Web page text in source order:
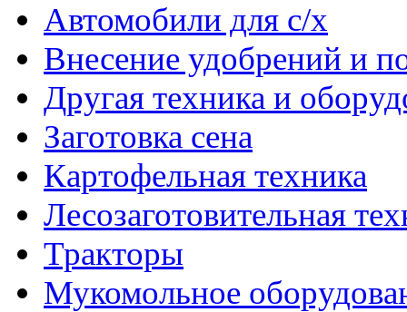
Автомобили для с/х
Внесение удобрений и
Другая техника и
Заготовка сена
Картофельная техника
Лесозаготовительная
Тракторы
Мукомольное